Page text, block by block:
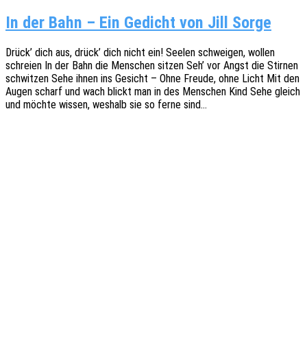
In der Bahn – Ein Gedicht von Jill Sorge
Drück’ dich aus, drück’ dich nicht ein! Seelen schwei­gen, wollen
schrei­en In der Bahn die Menschen sitzen Seh’ vor Angst die Stir­nen
schwit­zen Sehe ihnen ins Gesicht – Ohne Freude, ohne Licht Mit den
Augen scharf und wach blickt man in des Menschen Kind Sehe gleich
und möchte wissen, weshalb sie so ferne sind…